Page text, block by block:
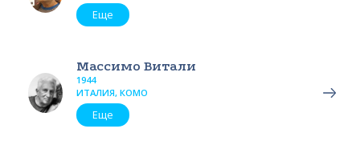
Еще
Массимо Витали
1944
ИТАЛИЯ, КОМО
Еще